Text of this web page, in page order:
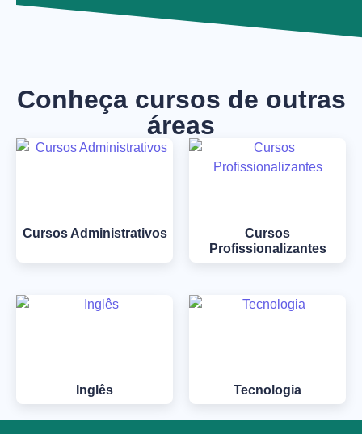
Conheça cursos de outras
áreas
Cursos Administrativos
Cursos
Profissionalizantes
Inglês Tecnologia